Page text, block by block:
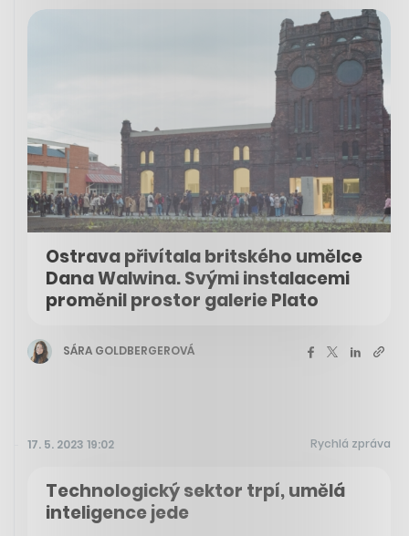
Ostrava přivítala britského umělce
Dana Walwina. Svými instalacemi
proměnil prostor galerie Plato
SÁRA GOLDBERGEROVÁ
17. 5. 2023 19:02 Rychlá zpráva
Technologický sektor trpí, umělá
inteligence jede